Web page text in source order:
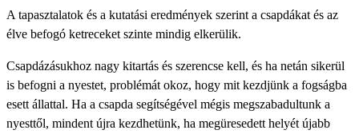
A tapasztalatok és a kutatási eredmények szerint a csapdákat és az
élve befogó ketreceket szinte mindig elkerülik.
Csapdázásukhoz nagy kitartás és szerencse kell, és ha netán sikerül
is befogni a nyestet, problémát okoz, hogy mit kezdjünk a fogságba
esett állattal. Ha a csapda segítségével mégis megszabadultunk a
nyesttől, mindent újra kezdhetünk, ha megüresedett helyét újabb